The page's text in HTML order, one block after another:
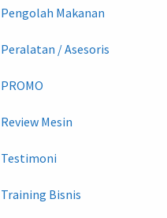
Pengolah Makanan
Peralatan / Asesoris
PROMO
Review Mesin
Testimoni
Training Bisnis